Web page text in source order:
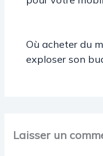
Où acheter du
exploser son
Laisser un